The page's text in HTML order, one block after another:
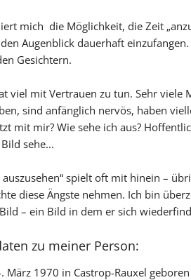
mich die Möglichkeit, die Zeit
Augenblick dauerhaft
Gesichtern.
viel mit Vertrauen zu tun. Sehr viele
sind anfänglich nervös, haben
mit mir? Wie sehe ich aus?
sehe...
auszusehen“ spielt oft mit hinein –
diese Ängste nehmen. Ich bin
– ein Bild in dem er sich
zu meiner Person:
März 1970 in Castrop-Rauxel